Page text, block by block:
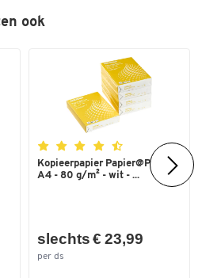
ook
Kopieerpapier Papier@Print -
A4 - 80 g/m² - wit - ...
slechts € 23,99
per ds